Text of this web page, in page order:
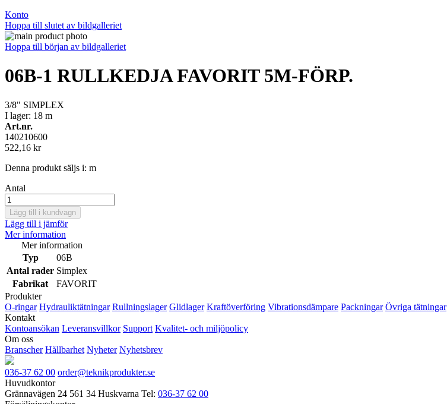
Konto
Hoppa till slutet av bildgalleriet
Hoppa till början av bildgalleriet
06B-1 RULLKEDJA FAVORIT 5M-FÖRP.
3/8" SIMPLEX
I lager: 18 m
Art.nr.
140210600
522,16 kr
Denna produkt säljs i: m
Antal
Lägg till i kundvagn
Lägg till i jämför
Mer information
Mer information
Typ
06B
Antal rader Simplex
Fabrikat
FAVORIT
Produkter
O-ringar Hydrauliktätningar Rullningslager Glidlager Kraftöverföring Vibrationsdämpare Packningar Övriga tätningar
Kontakt
Kontoansökan Leveransvillkor Support Kvalitet- och miljöpolicy
Om oss
Branscher Hållbarhet Nyheter Nyhetsbrev
036-37 62 00 order@teknikprodukter.se
Huvudkontor
Grännavägen 24 561 34 Huskvarna Tel: 036-37 62 00